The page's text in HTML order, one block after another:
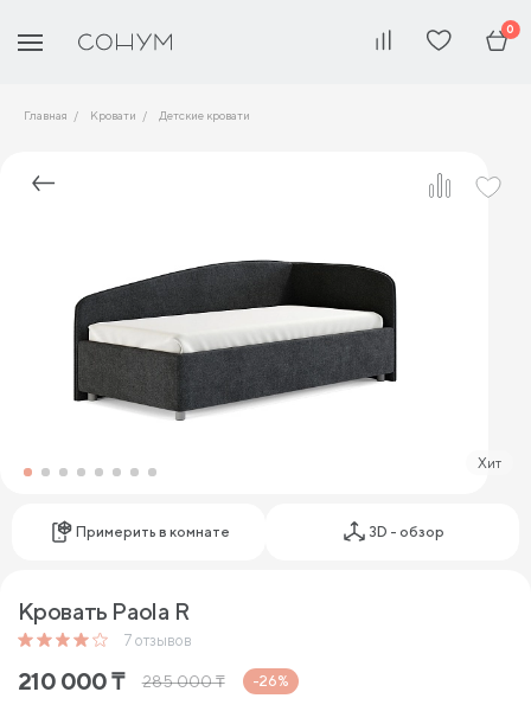
0
Главная Кровати Детские кровати
Хит
Примерить в комнате 3D - обзор
Кровать Paola R
7 отзывов
210 000₸ 285 000₸ -26%